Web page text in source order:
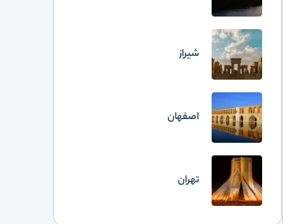
شیراز
اصفهان
تهران